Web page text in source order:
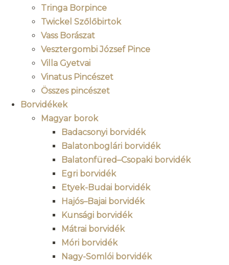
Tringa Borpince
Twickel Szőlőbirtok
Vass Borászat
Vesztergombi József Pince
Villa Gyetvai
Vinatus Pincészet
Összes pincészet
Borvidékek
Magyar borok
Badacsonyi borvidék
Balatonboglári borvidék
Balatonfüred–Csopaki borvidék
Egri borvidék
Etyek-Budai borvidék
Hajós–Bajai borvidék
Kunsági borvidék
Mátrai borvidék
Móri borvidék
Nagy-Somlói borvidék